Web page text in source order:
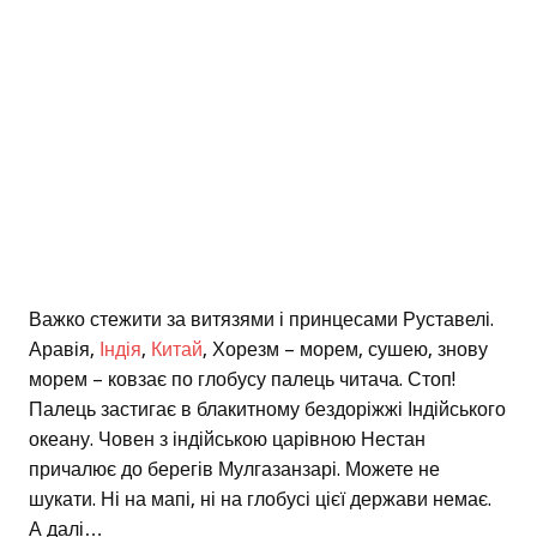
Важко стежити за витязями і принцесами Руставелі.
Аравія, Індія, Китай, Хорезм – морем, сушею, знову
морем – ковзає по глобусу палець читача. Стоп!
Палець застигає в блакитному бездоріжжі Індійського
океану. Човен з індійською царівною Нестан
причалює до берегів Мулгазанзарі. Можете не
шукати. Ні на мапі, ні на глобусі цієї держави немає.
А далі…